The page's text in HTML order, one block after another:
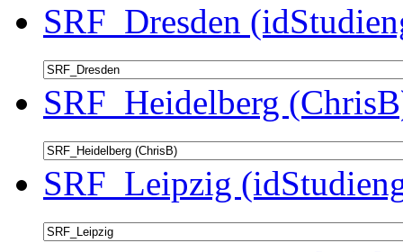
SRF_Dresden
SRF_Heidelberg
SRF_Leipzig